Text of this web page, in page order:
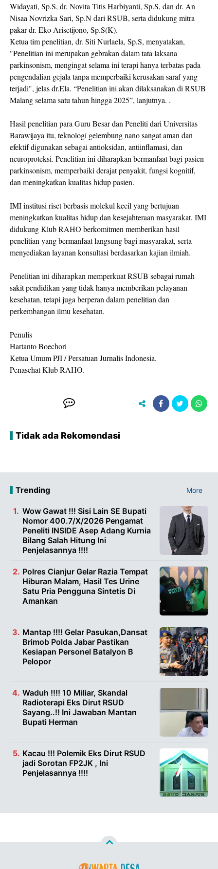
Widayati, Sp.S, dr. Novita Titis Harbiyanti, Sp.S, dan dr. An
Nisaa Novrizka Sari, Sp.N dari RSUB, serta didukung mitra
pakar dr. Eko Arisetijono, Sp.S(K).
Ketua tim penelitian, dr. Siti Nurlaela, Sp.S, menyatakan,
"Penelitian ini merupakan gebrakan dalam tata laksana
parkinsonism, mengingat selama ini terapi hanya terbatas pada
pengendalian gejala tanpa memperbaiki kerusakan saraf yang
terjadi", jelas dr.Ela. “Penelitian ini akan dilaksanakan di RSUB
Malang selama satu tahun hingga 2025”, lanjutnya. .
Hasil penelitian para Guru Besar dan Peneliti dari Universitas
Barawijaya itu, teknologi gelembung nano sangat aman dan
efektif digunakan sebagai antioksidan, antiinflamasi, dan
neuroproteksi. Penelitian ini diharapkan bermanfaat bagi pasien
parkinsonism, memperbaiki derajat penyakit, fungsi kognitif,
dan meningkatkan kualitas hidup pasien.
IMI institusi riset berbasis molekul kecil yang bertujuan
meningkatkan kualitas hidup dan kesejahteraan masyarakat. IMI
didukung Klub RAHO berkomitmen memberikan hasil
penelitian yang bermanfaat langsung bagi masyarakat, serta
menyediakan layanan konsultasi berdasarkan kajian ilmiah.
Penelitian ini diharapkan memperkuat RSUB sebagai rumah
sakit pendidikan yang tidak hanya memberikan pelayanan
kesehatan, tetapi juga berperan dalam penelitian dan
perkembangan ilmu kesehatan.
Penulis
Hartanto Boechori
Ketua Umum PJI / Persatuan Jurnalis Indonesia.
Penasehat Klub RAHO.
Tidak ada Rekomendasi
Trending More
Wow Gawat !!! Sisi Lain SE Bupati
Nomor 400.7/X/2026 Pengamat
Peneliti INSIDE Asep Adang Kurnia
Bilang Salah Hitung Ini
Penjelasannya !!!!
Polres Cianjur Gelar Razia Tempat
Hiburan Malam, Hasil Tes Urine
Satu Pria Pengguna Sintetis Di
Amankan
Mantap !!!! Gelar Pasukan,Dansat
Brimob Polda Jabar Pastikan
Kesiapan Personel Batalyon B
Pelopor
Waduh !!!! 10 Miliar, Skandal
Radioterapi Eks Dirut RSUD
Sayang..!! Ini Jawaban Mantan
Bupati Herman
Kacau !!! Polemik Eks Dirut RSUD
jadi Sorotan FP2JK , Ini
Penjelasannya !!!!